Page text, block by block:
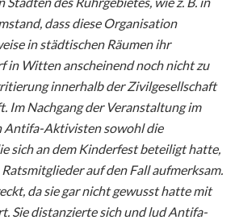
dass diese Organisation
in städtischen Räumen ihr
in Witten anscheinend noch nicht zu
innerhalb der Zivilgesellschaft
Im Nachgang der Veranstaltung im
Antifa-Aktivisten sowohl die
sich an dem Kinderfest beteiligt hatte,
auf den Fall aufmerksam.
da sie gar nicht gewusst hatte mit
Sie distanzierte sich und lud Antifa-